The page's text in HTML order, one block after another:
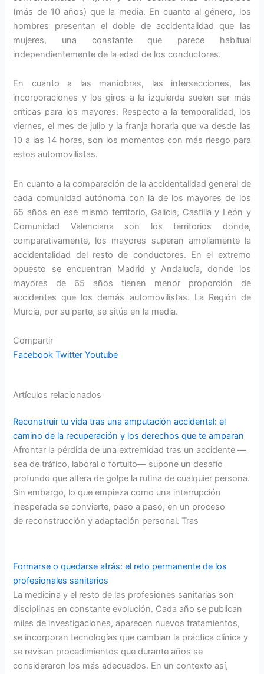
(más de 10 años) que la media. En cuanto al género, los
hombres presentan el doble de accidentalidad que las
mujeres, una constante que parece habitual
independientemente de la edad de los conductores.
En cuanto a las maniobras, las intersecciones, las
incorporaciones y los giros a la izquierda suelen ser más
críticas para los mayores. Respecto a la temporalidad, los
viernes, el mes de julio y la franja horaria que va desde las
10 a las 14 horas, son los momentos con más riesgo para
estos automovilistas.
En cuanto a la comparación de la accidentalidad general de
cada comunidad autónoma con la de los mayores de los
65 años en ese mismo territorio, Galicia, Castilla y León y
Comunidad Valenciana son los territorios donde,
comparativamente, los mayores superan ampliamente la
accidentalidad del resto de conductores. En el extremo
opuesto se encuentran Madrid y Andalucía, donde los
mayores de 65 años tienen menor proporción de
accidentes que los demás automovilistas. La Región de
Murcia, por su parte, se sitúa en la media.
Compartir
Facebook Twitter Youtube
Artículos relacionados
Reconstruir tu vida tras una amputación accidental: el
camino de la recuperación y los derechos que te amparan
Afrontar la pérdida de una extremidad tras un accidente —
sea de tráfico, laboral o fortuito— supone un desafío
profundo que altera de golpe la rutina de cualquier persona.
Sin embargo, lo que empieza como una interrupción
inesperada se convierte, paso a paso, en un proceso
de reconstrucción y adaptación personal. Tras
Formarse o quedarse atrás: el reto permanente de los
profesionales sanitarios
La medicina y el resto de las profesiones sanitarias son
disciplinas en constante evolución. Cada año se publican
miles de investigaciones, aparecen nuevos tratamientos,
se incorporan tecnologías que cambian la práctica clínica y
se revisan procedimientos que durante años se
consideraron los más adecuados. En un contexto así,